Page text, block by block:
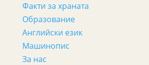
Факти за храната
Образование
Английски език
Машинопис
За нас